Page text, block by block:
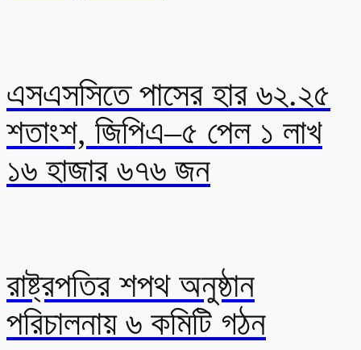
এসএসসিতে পাসের হার ৬২.২৫
শতাংশ, জিপিএ–৫ পেল ১ লাখ
১৬ হাজার ৬৭৬ জন
রাষ্ট্রপতির শপথ অনুষ্ঠান
পরিচালনায় ৬ কমিটি গঠন